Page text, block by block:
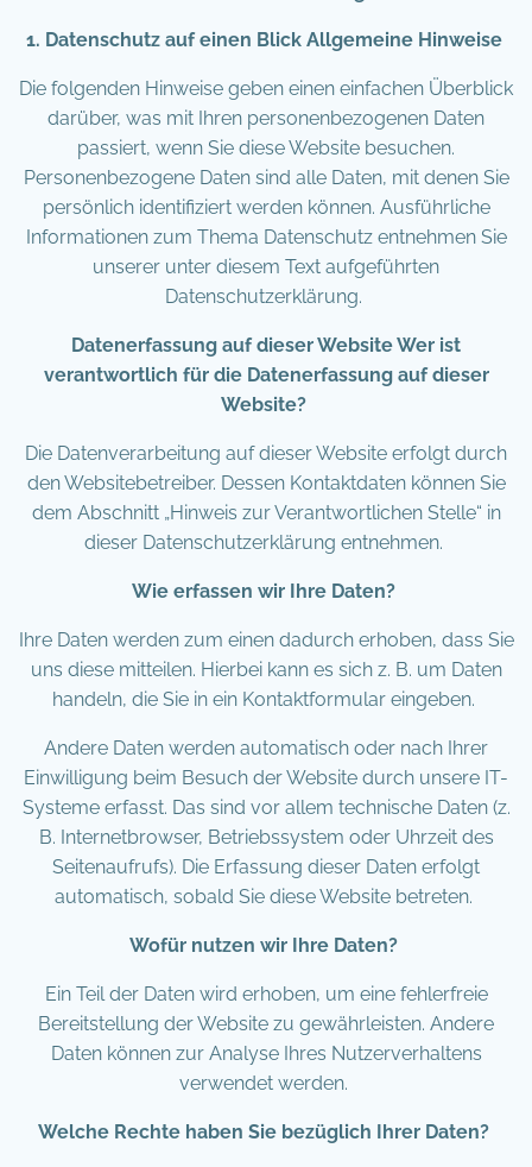
1. Datenschutz auf einen Blick Allgemeine Hinweise
Die folgenden Hinweise geben einen einfachen Überblick
darüber, was mit Ihren personenbezogenen Daten
passiert, wenn Sie diese Website besuchen.
Personenbezogene Daten sind alle Daten, mit denen Sie
persönlich identifiziert werden können. Ausführliche
Informationen zum Thema Datenschutz entnehmen Sie
unserer unter diesem Text aufgeführten
Datenschutzerklärung.
Datenerfassung auf dieser Website Wer ist
verantwortlich für die Datenerfassung auf dieser
Website?
Die Datenverarbeitung auf dieser Website erfolgt durch
den Websitebetreiber. Dessen Kontaktdaten können Sie
dem Abschnitt „Hinweis zur Verantwortlichen Stelle“ in
dieser Datenschutzerklärung entnehmen.
Wie erfassen wir Ihre Daten?
Ihre Daten werden zum einen dadurch erhoben, dass Sie
uns diese mitteilen. Hierbei kann es sich z. B. um Daten
handeln, die Sie in ein Kontaktformular eingeben.
Andere Daten werden automatisch oder nach Ihrer
Einwilligung beim Besuch der Website durch unsere IT-
Systeme erfasst. Das sind vor allem technische Daten (z.
B. Internetbrowser, Betriebssystem oder Uhrzeit des
Seitenaufrufs). Die Erfassung dieser Daten erfolgt
automatisch, sobald Sie diese Website betreten.
Wofür nutzen wir Ihre Daten?
Ein Teil der Daten wird erhoben, um eine fehlerfreie
Bereitstellung der Website zu gewährleisten. Andere
Daten können zur Analyse Ihres Nutzerverhaltens
verwendet werden.
Welche Rechte haben Sie bezüglich Ihrer Daten?